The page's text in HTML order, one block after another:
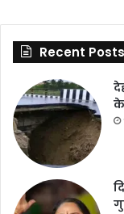
Recent Posts